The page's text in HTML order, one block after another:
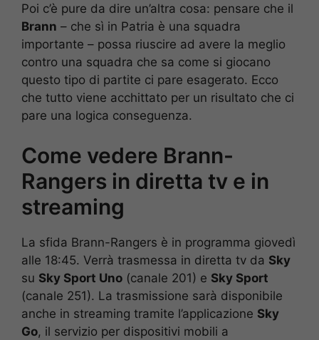
Poi c’è pure da dire un’altra cosa: pensare che il
Brann – che sì in Patria è una squadra
importante – possa riuscire ad avere la meglio
contro una squadra che sa come si giocano
questo tipo di partite ci pare esagerato. Ecco
che tutto viene acchittato per un risultato che ci
pare una logica conseguenza.
Come vedere Brann-
Rangers in diretta tv e in
streaming
La sfida Brann-Rangers è in programma giovedì
alle 18:45. Verrà trasmessa in diretta tv da Sky
su Sky Sport Uno (canale 201) e Sky Sport
(canale 251). La trasmissione sarà disponibile
anche in streaming tramite l’applicazione Sky
Go, il servizio per dispositivi mobili a